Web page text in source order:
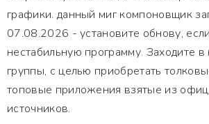
графики. данный миг компоновщик
07.08.2026 - установите обнову,
нестабильную программу. Заходите
группы, с целью приобретать
топовые приложения взятые из
источников.